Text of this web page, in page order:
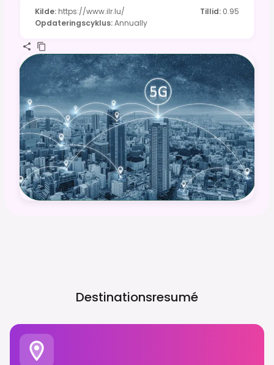
Kilde: https://www.ilr.lu/ Tillid: 0.95
Opdateringscyklus:Annually
Destinationsresumé